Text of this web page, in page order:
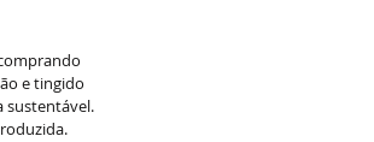
e tingido
sustentável.